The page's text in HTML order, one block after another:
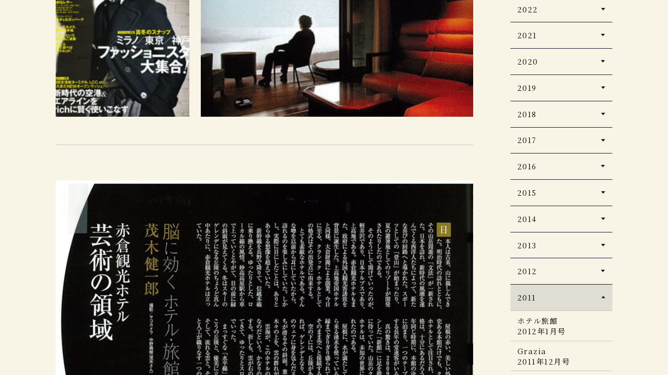
Japan Brand
Discover
Japan_TRAVEL 「ニ
2026」
旅行読売 2025年9月号
PLATINUM
RURUBU vol.15
Collection2025
婦人画報 2025.4月号
2025.5月号
5つ星の宿 2025年5月
号
CREA Due 楽しいひ
とり温泉。2025
婦人画報 創刊120周
年 新年特大号 2025年1
月号
じゃらん 大人のちょっ
と贅沢な旅2025
客室露天風呂＆貸し切
り風呂の宿
一生に一度は泊まりた
い！私のご褒美宿
じゃらん 大人のちょっ
と贅沢な旅 2024-2025
ヴァンサンカン 25ans
2024年9月号
5つ星の宿 2024-2025
年版
PLATINUM
男の隠れ家
2024年 6月号
Japan Brand
Collection 2024
旅館・ホテル TOP100
2024年4月号
CREA Due
「楽しいひとり温泉。
2024」(ひとり温泉ガ
イド 最新版)
至極のお籠り宿 全国版
家庭画報 プレミアムラ
イト
2024年2月号
婦人画報
2024年1月号
vol.12
今、行きたい 日本の
Discover Japan増刊
「ニッポンの一流ホテ
ルリゾート＆名宿
2023-2024」
温泉＆スーパー銭湯
プロが選んだ日本のホ
ホテル旅館
2023年10月号
商店建築
2023年9月号
一生に一度は泊まりた
2022
CASA BRUTAS 【新
近代建築
2022年12月号
PAVONE
SUMMER/AUTUMN
2022
2022年5月号
５つ星の宿
ホテル旅館
2022年4月号
2021
ホテル旅館
じゃらん大人のちょっ
と贅沢な旅
ノジュール
2021年8月号
５つ星の宿
ホテル旅館
2021年5月号
CREA Traveller
spring2021
COLLECTION
日本の憧れホテル
BEST100
東海から行く絶景
プロが選んだ日本のホ
2020
観光経済新聞
ホテル旅館
2020年11月号
2020年8月号
婦人画報
PARTNER 2020年8月
号
ホテル旅館
2020年9月号
５つ星の宿
VISA 6月号
ホテル旅館
旅色 何度も行きたい日
本のいい宿
オセラ
2020 1-2号
2019
ホテル旅館
家庭画報
2020年1月号
HERS
2019年12月号
EVEN
2019年9月号
首都圏 美味しいドライ
ブ
一生に一度は泊まって
みたい！
世界の究極ホテル
プロが選んだ日本のホ
テル・旅館100選
2018
ホテル旅館
男の隠れ家 2019年1月
号
ホテル旅館
12月号
心なごむ美宿
5つ星の宿
TURNS 2018APR
CREA
2018年 2・3月号
2017
DCカード会報誌
Pen
2018年1月号
日本の新絶景
HERS
GG
2017年10月号
一生に一度は行くべき
東海の絶景
ミセス
2017年7月号
ミシュランガイド北海
2016
観光経済新聞
一度は泊まってみた
い！究極の宿
7月
日本名宿５０選 究極の
東京カレンダーＭＯＯ
ＫＳ 今宵特等席
LEON 7月号
5つ星の宿
ＨＯＴＥＬ＆ＬＯＤＧ
2015
coccala
月刊ホテル旅館
2015年 12 月号
一度は泊まってみたい!
決定版
GQ Japan
12月号
ミシュランガイド兵庫
2014
eclat (エクラ) 2015年
月刊ホテル旅館
2014年12月号
和樂
2014年 12月号
婦人画報
2014年10月号
2013
月刊ホテル旅館
pen
2013年10月号
旅サライ
じゃらん 大人のちょっ
と贅沢な旅
2013-2014秋冬
2012
住まいの提案、秋田
ホテル旅館
2012年12月号
シグネチャー
2012年12月号
2011
ホテル旅館
2012年1月号
Grazia
2011年12月号